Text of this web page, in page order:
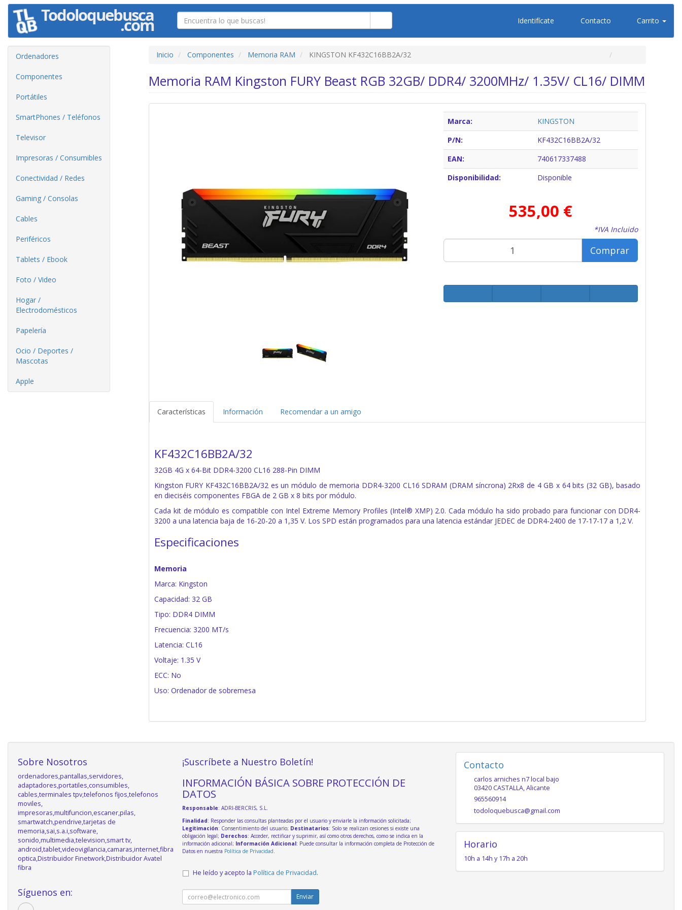
Identifícate Contacto Carrito
Ordenadores
Componentes
Portátiles
SmartPhones / Teléfonos
Televisor
Impresoras / Consumibles
Conectividad / Redes
Gaming / Consolas
Cables
Periféricos
Tablets / Ebook
Foto / Video
Hogar /
Electrodomésticos
Papelería
Ocio / Deportes /
Mascotas
Apple
Inicio Componentes Memoria RAM KINGSTON KF432C16BB2A/32
Memoria RAM Kingston FURY Beast RGB 32GB/ DDR4/ 3200MHz/ 1.35V/ CL16/ DIMM
Marca:
KINGSTON
P/N:
KF432C16BB2A/32
EAN:
740617337488
Disponibilidad:
Disponible
535,00 €
*IVA Incluido
Comprar
Características Información Recomendar a un amigo
KF432C16BB2A/32
32GB 4G x 64-Bit DDR4-3200 CL16 288-Pin DIMM
Kingston FURY KF432C16BB2A/32 es un módulo de memoria DDR4-3200 CL16 SDRAM (DRAM síncrona) 2Rx8 de 4 GB x 64 bits (32 GB), basado
en dieciséis componentes FBGA de 2 GB x 8 bits por módulo.
Cada kit de módulo es compatible con Intel Extreme Memory Profiles (Intel® XMP) 2.0. Cada módulo ha sido probado para funcionar con DDR4-
3200 a una latencia baja de 16-20-20 a 1,35 V. Los SPD están programados para una latencia estándar JEDEC de DDR4-2400 de 17-17-17 a 1,2 V.
Especificaciones
Memoria
Marca: Kingston
Capacidad: 32 GB
Tipo: DDR4 DIMM
Frecuencia: 3200 MT/s
Latencia: CL16
Voltaje: 1.35 V
ECC: No
Uso: Ordenador de sobremesa
Sobre Nosotros
ordenadores,pantallas,servidores,
adaptadores,portatiles,consumibles,
cables,terminales tpv,telefonos fijos,telefonos
moviles,
impresoras,multifuncion,escaner,pilas,
smartwatch,pendrive,tarjetas de
memoria,sai,s.a.i,software,
sonido,multimedia,television,smart tv,
android,tablet,videovigilancia,camaras,internet,fibra
optica,Distribuidor Finetwork,Distribuidor Avatel
fibra
Síguenos en:
¡Suscríbete a Nuestro Boletín!
INFORMACIÓN BÁSICA SOBRE PROTECCIÓN DE
DATOS
Responsable: ADRI-BERCRIS, S.L.
Finalidad: Responder las consultas planteadas por el usuario y enviarle la información solicitada;
Legitimación: Consentimiento del usuario; Destinatarios: Solo se realizan cesiones si existe una
obligación legal; Derechos: Acceder, rectificar y suprimir, así como otros derechos, como se indica en la
información adicional; Información Adicional: Puede consultar la información completa de Protección de
Datos en nuestra Política de Privacidad.
He leído y acepto la Política de Privacidad.
Enviar
Contacto
carlos arniches n7 local bajo
03420 CASTALLA,Alicante
965560914
todoloquebusca@gmail.com
Horario
10h a 14h y 17h a 20h